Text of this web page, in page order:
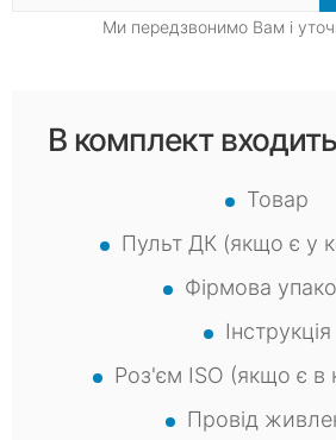
Ми передзвонимо Вам і
В комплект
Товар
Пульт ДК (якщо є у
Фірмова
Інструкція
Роз'єм ISO (якщо є в
Провід